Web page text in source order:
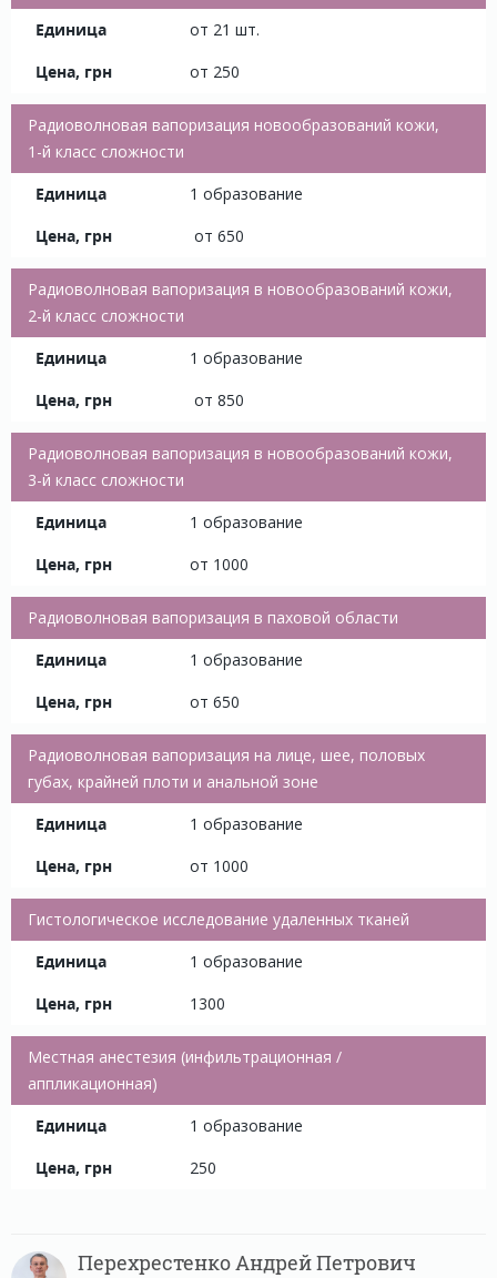
от 21 шт.
от 250
Радиоволновая вапоризация новообразований кожи,
1-й класс сложности
1 образование
от 650
Радиоволновая вапоризация в новообразований кожи,
2-й класс сложности
1 образование
от 850
Радиоволновая вапоризация в новообразований кожи,
3-й класс сложности
1 образование
от 1000
Радиоволновая вапоризация в паховой области
1 образование
от 650
Радиоволновая вапоризация на лице, шее, половых
губах, крайней плоти и анальной зоне
1 образование
от 1000
Гистологическое исследование удаленных тканей
1 образование
1300
Местная анестезия (инфильтрационная /
аппликационная)
1 образование
250
Перехрестенко Андрей Петрович